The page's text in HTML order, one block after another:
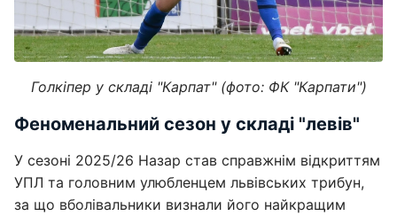
Голкіпер у складі "Карпат" (фото: ФК "Карпати")
Феноменальний сезон у складі "левів"
У сезоні 2025/26 Назар став справжнім відкриттям
УПЛ та головним улюбленцем львівських трибун,
за що вболівальники визнали його найкращим